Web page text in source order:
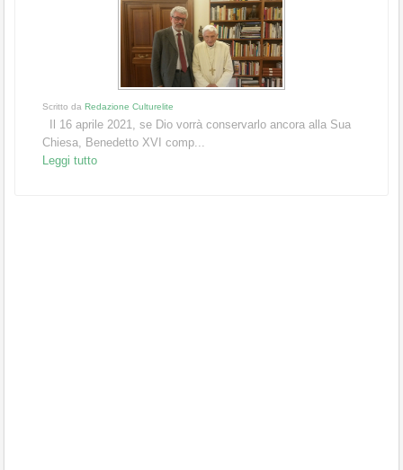
Scritto da Redazione Culturelite
Il 16 aprile 2021, se Dio vorrà conservarlo ancora alla Sua
Chiesa, Benedetto XVI comp...
Leggi tutto